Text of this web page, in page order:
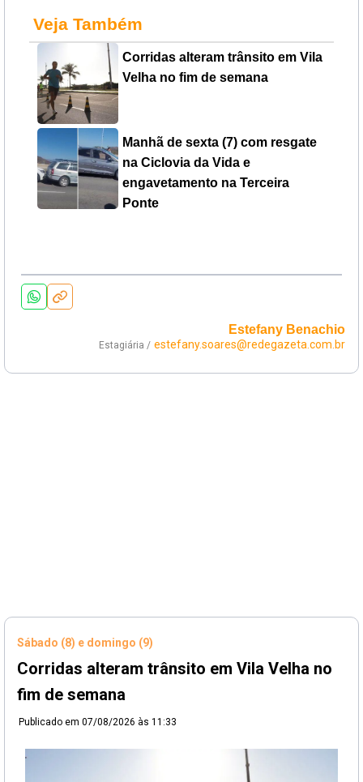
Veja Também
Corridas alteram trânsito em Vila
Velha no fim de semana
Manhã de sexta (7) com resgate
na Ciclovia da Vida e
engavetamento na Terceira
Ponte
Estefany Benachio
Estagiária / estefany.soares@redegazeta.com.br
Sábado (8) e domingo (9)
Corridas alteram trânsito em Vila Velha no
fim de semana
Publicado em 07/08/2026 às 11:33